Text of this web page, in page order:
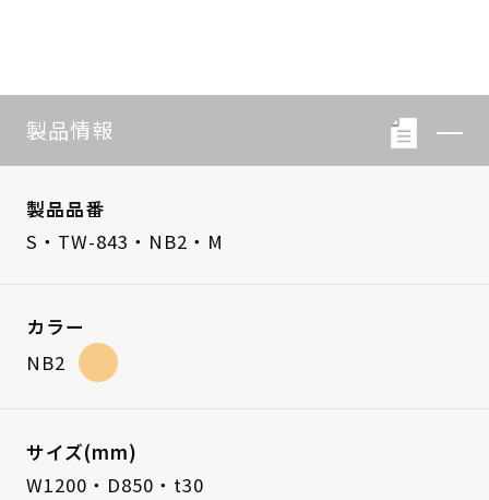
製品情報
製品品番
S・TW-843・NB2・M
カラー
NB2
サイズ(mm)
W1200・D850・t30